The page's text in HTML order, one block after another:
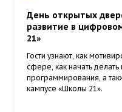
День открытых
развитие в
21»
Гости узнают, как
сфере, как начать
программирования, а
кампусе «Школы 21».